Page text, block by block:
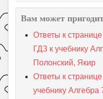
Вам может
Ответы к
ГДЗ к учебнику
Полонский, Якир
Ответы к
учебнику Алгебра